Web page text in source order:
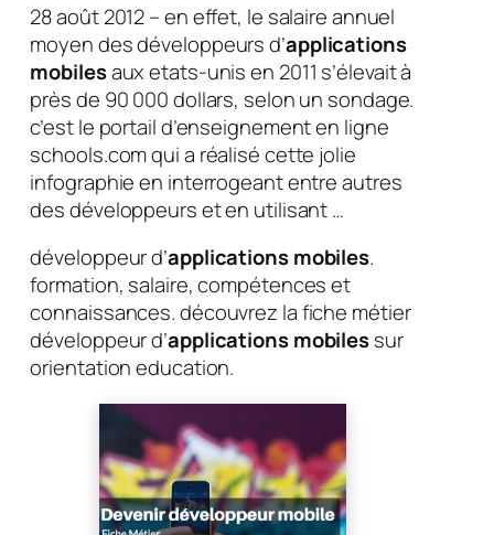
28 août 2012 – en effet, le salaire annuel
moyen des développeurs d’applications
mobilesaux etats-unis en 2011 s’élevait à
près de 90 000 dollars, selon un sondage.
c’est le portail d’enseignement en ligne
schools.com qui a réalisé cette jolie
infographie en interrogeant entre autres
des développeurs et en utilisant …
développeur d’applications mobiles.
formation, salaire, compétences et
connaissances. découvrez la fiche métier
développeur d’applications mobilessur
orientation education.